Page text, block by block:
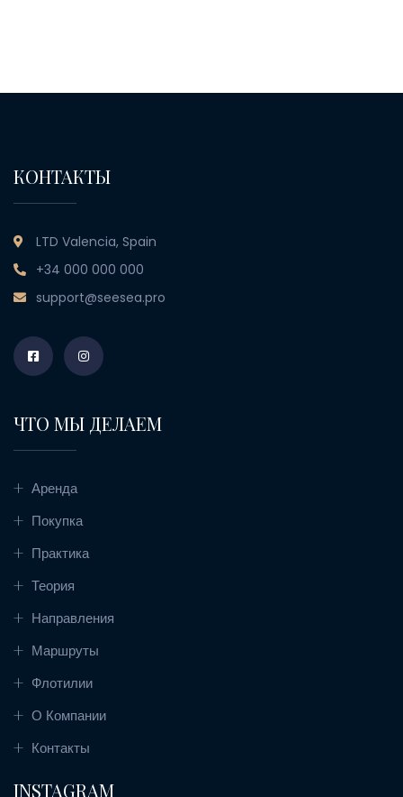
КОНТАКТЫ
LTD Valencia, Spain
+34 000 000 000
support@seesea.pro
ЧТО МЫ ДЕЛАЕМ
Аренда
Покупка
Практика
Теория
Направления
Маршруты
Флотилии
О Компании
Контакты
INSTAGRAM